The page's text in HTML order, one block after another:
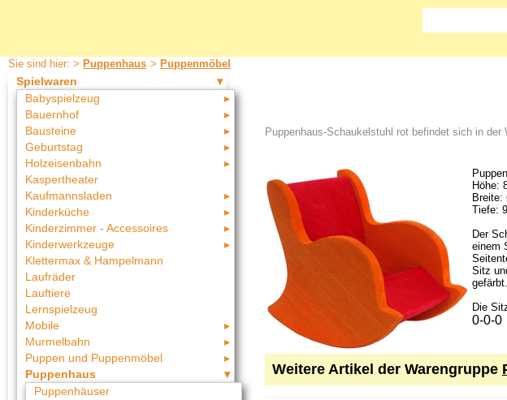
Sie sind hier: > Puppenhaus > Puppenmöbel
Spielwaren
Babyspielzeug
Bauernhof
Bausteine
Geburtstag
Holzeisenbahn
Kaspertheater
Kaufmannsladen
Kinderküche
Kinderzimmer - Accessoires
Kinderwerkzeuge
Klettermax & Hampelmann
Laufräder
Lauftiere
Lernspielzeug
Mobile
Murmelbahn
Puppen und Puppenmöbel
Puppenhaus
Puppenhäuser
Puppenhaus-Schaukelstuhl rot befindet sich in der
Höhe:
Breite:
Tiefe:
Der
einem
Sitz
Die
0-0-0
Weitere Artikel der Warengruppe